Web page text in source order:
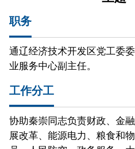
职务
通辽经济技术开发区党工委
业服务中心副主任。
工作分工
协助秦崇同志负责财政、金
展改革、能源电力、粮食和